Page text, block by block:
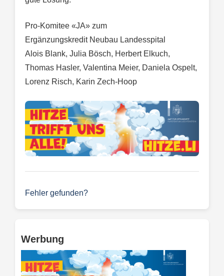
Pro-Komitee «JA» zum
Ergänzungskredit Neubau Landesspital
Alois Blank, Julia Bösch, Herbert Elkuch,
Thomas Hasler, Valentina Meier, Daniela Ospelt,
Lorenz Risch, Karin Zech-Hoop
Fehler gefunden?
Werbung